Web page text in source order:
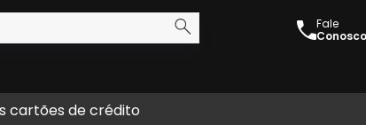
Fale
Conosco
acima de R$ 300,00
cartões de crédito
no boleto